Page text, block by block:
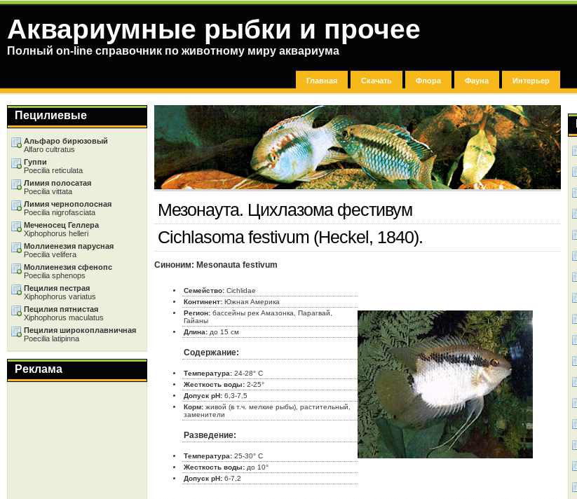
Аквариумные рыбки и прочее
Полный on-line справочник по животному миру аквариума
Главная Скачать Флора Фауна Интерьер
Мезонаута. Цихлазома фестивум
Cichlasoma festivum (Heckel, 1840).
Синоним: Mesonauta festivum
Семейство: Cichlidae
Континент: Южная Америка
Регион: бассейны рек Амазонка, Парагвай,
Гайаны
Длина: до 15 см
Содержание:
Температура: 24-28° C
Жесткость воды: 2-25°
Допуск pH: 6,3-7,5
Корм: живой (в т.ч. мелкие рыбы), растительный,
заменители
Разведение:
Температура: 25-30° C
Жесткость воды: до 10°
Допуск pH: 6-7,2
Пецилиевые
Альфаро бирюзовый
Alfaro cultratus
Гуппи
Poecilia reticulata
Лимия полосатая
Poecilia vittata
Лимия чернополосная
Poecilia nigrofasciata
Меченосец Геллера
Xiphophorus helleri
Моллиенезия парусная
Poecilia velifera
Моллиенезия сфенопс
Poecilia sphenops
Пецилия пестрая
Xiphophorus variatus
Пецилия пятнистая
Xiphophorus maculatus
Пецилия широкоплавничная
Poecilia latipinna
Реклама